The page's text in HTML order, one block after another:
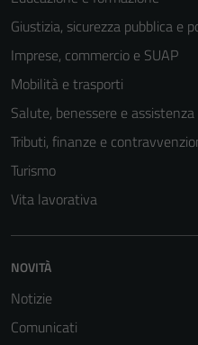
Giustizia, sicurezza pubblica e
Imprese, commercio e SUAP
Mobilità e trasporti
Salute, benessere e assistenza
Tributi, finanze e
Turismo
Vita lavorativa
NOVITÀ
Notizie
Comunicati